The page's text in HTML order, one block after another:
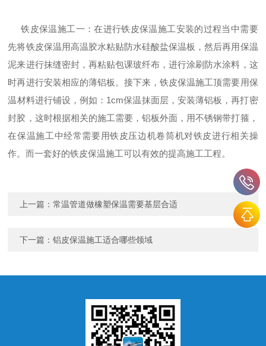
铁皮保温施工一：在进行铁皮保温施工安装的过程当中需要
先将铁皮保温用高温胶水粘贴防水硅酸盐保温板，然后再用保温
泥来进行抹缝密封，再粘贴包课玻纤布，进行涂刷防水涂料，这
时再进行安装相应的薄铝板。接下来，铁皮保温施工顶需要用保
温材料进行铺设，例如：1cm保温抹面层，安装薄铝板，再打密
封胶，这时根据相关的施工需要，铝板外面，用不锈钢带打箍，
在保温施工中经常需要用铁皮压边机卷筒机对铁皮进行相关操
作。而一套好的铁皮保温施工可以有效的提高施工工程。
上一篇：常温管道做橡塑保温需要基层合适
下一篇：铝皮保温施工适合哪些领域